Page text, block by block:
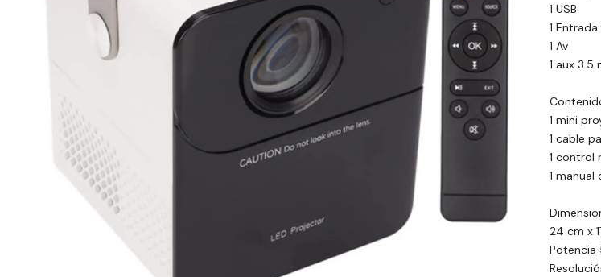
1 USB
1
1 Av
1 aux 3.5
1 mini
1 cable
1 control
1 manual
24 cm x
Potencia